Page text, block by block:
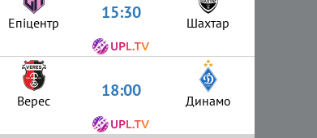
Епіцентр 15:30 Шахтар
Верес 18:00 Динамо